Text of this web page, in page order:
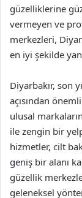
güzelliklerine
vermeyen ve
merkezleri,
en iyi şekilde
Diyarbakır, son
açısından
ulusal
ile zengin bir
hizmetler, cilt
geniş bir alanı
güzellik
geleneksel